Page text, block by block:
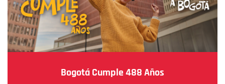
Bogotá Cumple 488 Años